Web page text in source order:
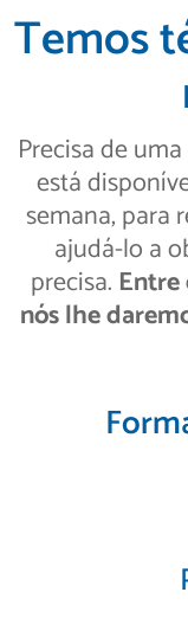
Temos
Precisa de
está
semana, para
ajudá-lo a
precisa.
nós lhe